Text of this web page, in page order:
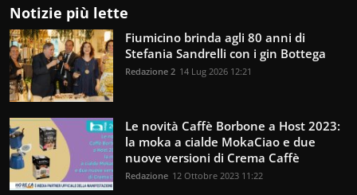
Notizie più lette
Fiumicino brinda agli 80 anni di
Stefania Sandrelli con i gin Bottega
Redazione 2 14 Lug 2026 12:21
Le novità Caffè Borbone a Host 2023:
la moka a cialde MokaCiao e due
nuove versioni di Crema Caffè
Redazione 12 Ottobre 2023 11:22